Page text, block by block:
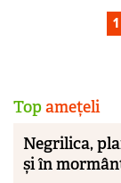
1
Topamețeli
Negrilica,
și în